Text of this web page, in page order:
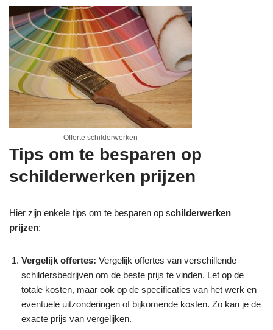
Offerte schilderwerken
Tips om te besparen op
schilderwerken prijzen
Hier zijn enkele tips om te besparen op schilderwerken
prijzen:
Vergelijk offertes: Vergelijk offertes van verschillende
schildersbedrijven om de beste prijs te vinden. Let op de
totale kosten, maar ook op de specificaties van het werk en
eventuele uitzonderingen of bijkomende kosten. Zo kan je de
exacte prijs van vergelijken.